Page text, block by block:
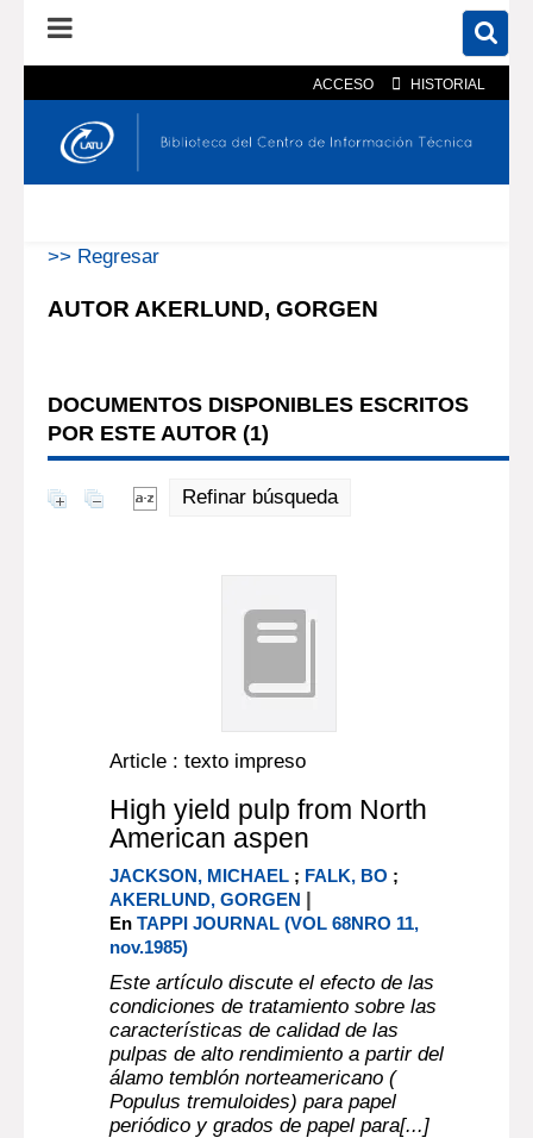
ACCESO HISTORIAL
En el catálogo En el sitio
>> Regresar
AUTOR AKERLUND, GORGEN
DOCUMENTOS DISPONIBLES ESCRITOS
POR ESTE AUTOR (1)
Refinar búsqueda
Article : texto impreso
High yield pulp from North
American aspen
JACKSON, MICHAEL ; FALK, BO ;
AKERLUND, GORGEN |
EnTAPPI JOURNAL (VOL 68NRO 11,
nov.1985)
Este artículo discute el efecto de las
condiciones de tratamiento sobre las
características de calidad de las
pulpas de alto rendimiento a partir del
álamo temblón norteamericano (
Populus tremuloides) para papel
periódico y grados de papel para[...]